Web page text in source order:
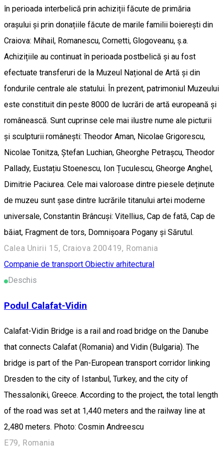
în perioada interbelică prin achiziții făcute de primăria
orașului și prin donațiile făcute de marile familii boierești din
Craiova: Mihail, Romanescu, Cornetti, Glogoveanu, ș.a.
Achizițiile au continuat în perioada postbelică și au fost
efectuate transferuri de la Muzeul Național de Artă și din
fondurile centrale ale statului. În prezent, patrimoniul Muzeului
este constituit din peste 8000 de lucrări de artă europeană și
românească. Sunt cuprinse cele mai ilustre nume ale picturii
și sculpturii românești: Theodor Aman, Nicolae Grigorescu,
Nicolae Tonitza, Ștefan Luchian, Gheorghe Petrașcu, Theodor
Pallady, Eustațiu Stoenescu, Ion Țuculescu, Gheorge Anghel,
Dimitrie Paciurea. Cele mai valoroase dintre piesele deținute
de muzeu sunt șase dintre lucrările titanului artei moderne
universale, Constantin Brâncuși: Vitellius, Cap de fată, Cap de
băiat, Fragment de tors, Domnișoara Pogany și Sărutul.
Calea Unirii 15, Craiova 200419, Romania
Companie de transport Obiectiv arhitectural
Deschis
Podul Calafat-Vidin
Calafat-Vidin Bridge is a rail and road bridge on the Danube
that connects Calafat (Romania) and Vidin (Bulgaria). The
bridge is part of the Pan-European transport corridor linking
Dresden to the city of Istanbul, Turkey, and the city of
Thessaloniki, Greece. According to the project, the total length
of the road was set at 1,440 meters and the railway line at
2,480 meters. Photo: Cosmin Andreescu
E79, Romania